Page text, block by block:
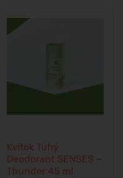
Kvitok Tuhý
Deodorant SENSES –
Thunder 45 ml